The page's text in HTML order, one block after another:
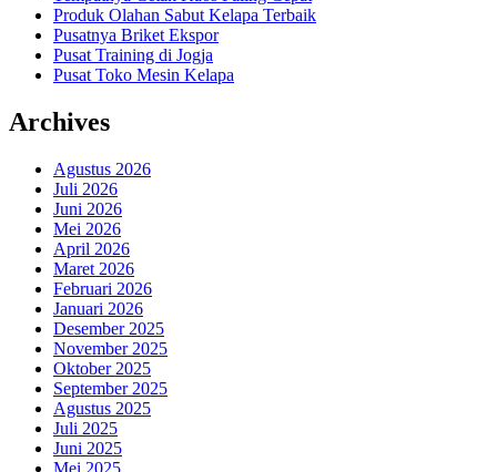
Produk Olahan Sabut Kelapa Terbaik
Pusatnya Briket Ekspor
Pusat Training di Jogja
Pusat Toko Mesin Kelapa
Archives
Agustus 2026
Juli 2026
Juni 2026
Mei 2026
April 2026
Maret 2026
Februari 2026
Januari 2026
Desember 2025
November 2025
Oktober 2025
September 2025
Agustus 2025
Juli 2025
Juni 2025
Mei 2025